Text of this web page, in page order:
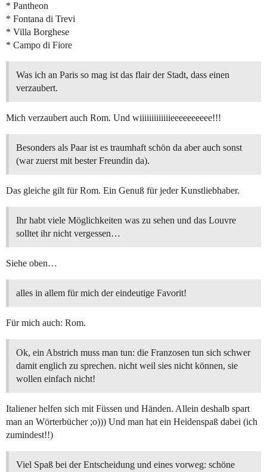
* Pantheon
* Fontana di Trevi
* Villa Borghese
* Campo di Fiore
Was ich an Paris so mag ist das flair der Stadt, dass einen
verzaubert.
Mich verzaubert auch Rom. Und wiiiiiiiiiiiiieeeeeeeeee!!!
Besonders als Paar ist es traumhaft schön da aber auch sonst
(war zuerst mit bester Freundin da).
Das gleiche gilt für Rom. Ein Genuß für jeder Kunstliebhaber.
Ihr habt viele Möglichkeiten was zu sehen und das Louvre
solltet ihr nicht vergessen…
Siehe oben…
alles in allem für mich der eindeutige Favorit!
Für mich auch: Rom.
Ok, ein Abstrich muss man tun: die Franzosen tun sich schwer
damit englich zu sprechen. nicht weil sies nicht können, sie
wollen einfach nicht!
Italiener helfen sich mit Füssen und Händen. Allein deshalb spart
man an Wörterbücher ;o))) Und man hat ein Heidenspaß dabei (ich
zumindest!!)
Viel Spaß bei der Entscheidung und eines vorweg: schöne